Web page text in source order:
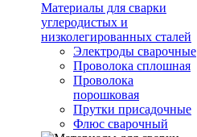
Материалы для сварки
углеродистых и
низколегированных сталей
Электроды сварочные
Проволока сплошная
Проволока
порошковая
Прутки присадочные
Флюс сварочный